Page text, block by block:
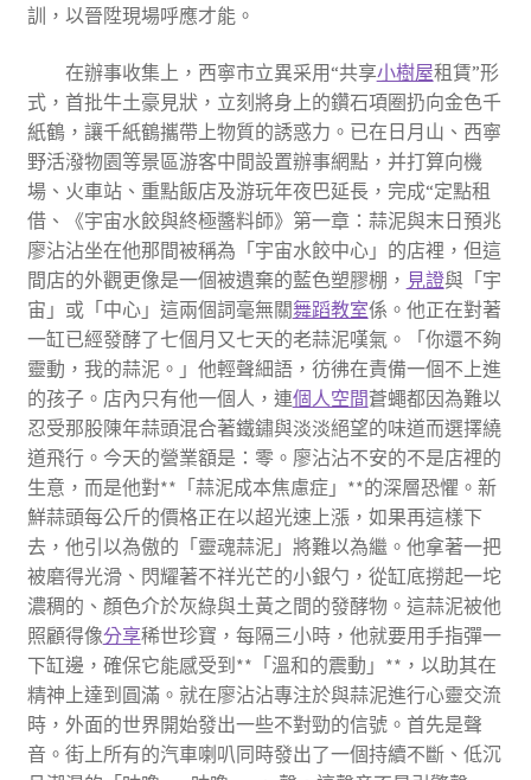
訓，以晉陞現場呼應才能。
在辦事收集上，西寧市立異采用“共享小樹屋租賃”形
式，首批牛土豪見狀，立刻將身上的鑽石項圈扔向金色千
紙鶴，讓千紙鶴攜帶上物質的誘惑力。已在日月山、西寧
野活潑物園等景區游客中間設置辦事網點，并打算向機
場、火車站、重點飯店及游玩年夜巴延長，完成“定點租
借、《宇宙水餃與終極醬料師》第一章：蒜泥與末日預兆
廖沾沾坐在他那間被稱為「宇宙水餃中心」的店裡，但這
間店的外觀更像是一個被遺棄的藍色塑膠棚， 見證與「宇
宙」或「中心」這兩個詞毫無關舞蹈教室係。他正在對著
一缸已經發酵了七個月又七天的老蒜泥嘆氣。「你還不夠
靈動，我的蒜泥。」他輕聲細語，彷彿在責備一個不上進
的孩子。店內只有他一個人，連個人空間蒼蠅都因為難以
忍受那股陳年蒜頭混合著鐵鏽與淡淡絕望的味道而選擇繞
道飛行。今天的營業額是：零。廖沾沾不安的不是店裡的
生意，而是他對**「蒜泥成本焦慮症」**的深層恐懼。新
鮮蒜頭每公斤的價格正在以超光速上漲，如果再這樣下
去，他引以為傲的「靈魂蒜泥」將難以為繼。他拿著一把
被磨得光滑、閃耀著不祥光芒的小銀勺，從缸底撈起一坨
濃稠的、顏色介於灰綠與土黃之間的發酵物。這蒜泥被他
照顧得像分享稀世珍寶，每隔三小時，他就要用手指彈一
下缸邊，確保它能感受到**「溫和的震動」**，以助其在
精神上達到圓滿。就在廖沾沾專注於與蒜泥進行心靈交流
時，外面的世界開始發出一些不對勁的信號。首先是聲
音。街上所有的汽車喇叭同時發出了一個持續不斷、低沉